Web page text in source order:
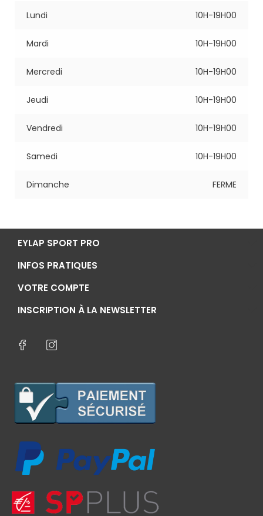
Lundi 10H-19H00
Mardi 10H-19H00
Mercredi 10H-19H00
Jeudi 10H-19H00
Vendredi 10H-19H00
Samedi 10H-19H00
Dimanche FERME
EYLAP SPORT PRO
INFOS PRATIQUES
VOTRE COMPTE
INSCRIPTION À LA NEWSLETTER